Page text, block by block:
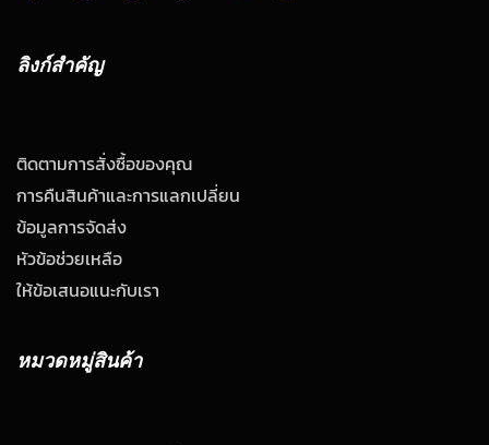
ลิงก์สำคัญ
ติดตามการสั่งซื้อของคุณ
การคืนสินค้าและการแลกเปลี่ยน
ข้อมูลการจัดส่ง
หัวข้อช่วยเหลือ
ให้ข้อเสนอแนะกับเรา
หมวดหมู่สินค้า